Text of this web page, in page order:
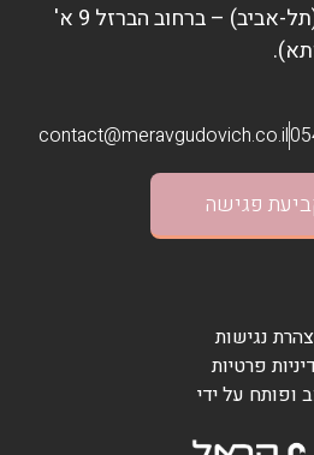
הקליניקה ברמת חייל (תל-אביב) – ברחוב הברזל 9 א'
contact@meravgudovich.co.il
פגישה
נגישות
פרטיות
ופותח על ידי